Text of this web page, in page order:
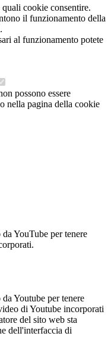
quali cookie consentire.
il funzionamento della
al funzionamento potete
possono essere
nella pagina della cookie
YouTube per tenere
Youtube per tenere
di Youtube incorporati
del sito web sta
dell'interfaccia di